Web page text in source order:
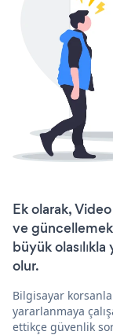
Ek olarak,
ve
büyük
olur.
Bilgisayar
yararlanmaya
ettikçe güvenlik